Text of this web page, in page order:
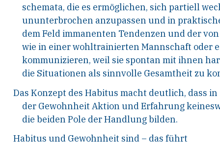
schemata, die es ermöglichen, sich partiell
ununterbrochen anzupassen und in
dem Feld immanenten Tendenzen und der
wie in einer wohltrainierten Mannschaft oder
kommunizieren, weil sie spontan mit ihnen
die Situationen als sinnvolle Gesamtheit zu
Das Konzept des Habitus macht deutlich, dass in
der Gewohnheit Aktion und Erfahrung
die beiden Pole der Handlung bilden.
Habitus und Gewohnheit sind – das führt